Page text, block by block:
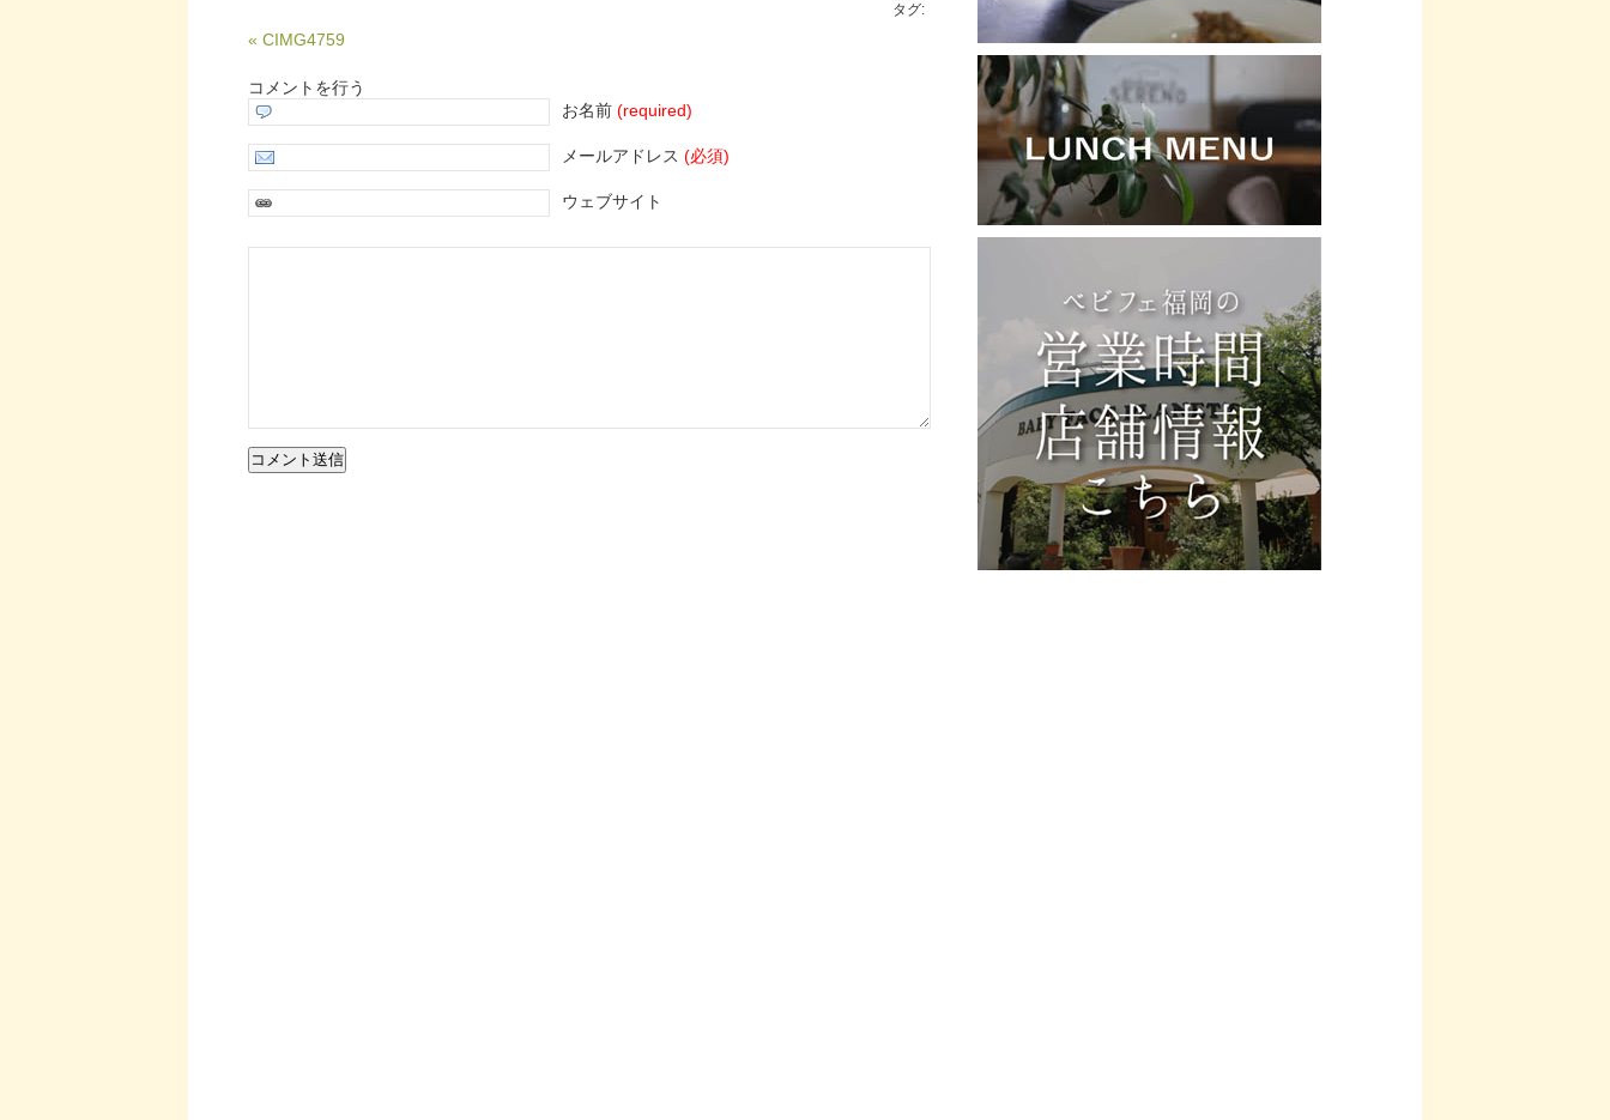
タグ:
« CIMG4759
コメントを行う
お名前 (required)
メールアドレス (必須)
ウェブサイト